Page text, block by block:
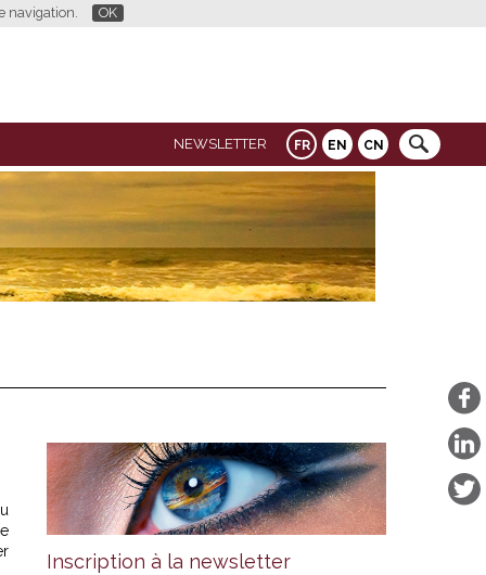
navigation. OK
FR EN CN
NEWSLETTER
Inscription à la newsletter